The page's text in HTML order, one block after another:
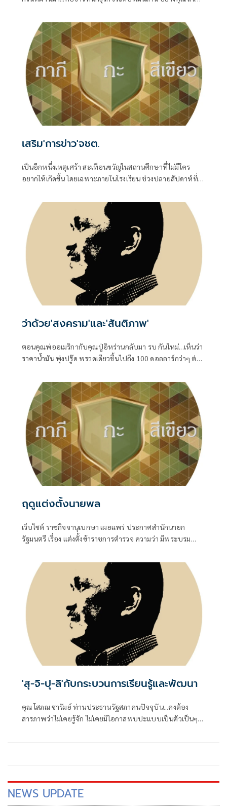
เสริม'การข่าว'จชต.
เป็นอีกหนึ่งเหตุเศร้า สะเทือนขวัญในสถานศึกษาที่ไม่มีใคร
อยากให้เกิดขึ้น โดยเฉพาะภายในโรงเรียน ช่วงปลายสัปดาห์ที่
ชีวิตและบาดเจ็บจำนวนมาก
ว่าด้วย'สงคราม'และ'สันติภาพ'
ตอนคุณพ่ออเมริกากับคุณปู่อิหร่านกลับมา รบ กันใหม่...เห็นว่า
ราคาน้ำมัน พุ่งปรู๊ด พรวดเดียวขึ้นไปถึง 100 ดอลลาร์กว่าๆ ต่อ
ฤดูแต่งตั้งนายพล
เว็บไซต์ ราชกิจจานุเบกษา เผยแพร่ ประกาศสำนักนายก
รัฐมนตรี เรื่อง แต่งตั้งข้าราชการตำรวจ ความว่า มีพระบรม
'สุ-จิ-ปุ-ลิ'กับกระบวนการเรียนรู้และพัฒนา
คุณ โสภณ ซารัมย์ ท่านประธานรัฐสภาคนปัจจุบัน...คงต้อง
สารภาพว่าไม่เคยรู้จัก ไม่เคยมีโอกาสพบปะแบบเป็นตัวเป็นๆ
NEWS UPDATE